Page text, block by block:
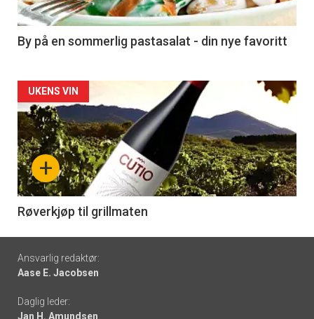
-
5
By på en sommerlig pastasalat - din nye favoritt
Forsiden
akkurat
nå
-
6
+
UKENS VIN
Røverkjøp til grillmaten
Footer
-
links
Ansvarlig redaktør:
Aase E. Jacobsen
Daglig leder:
Jan H. Amundsen